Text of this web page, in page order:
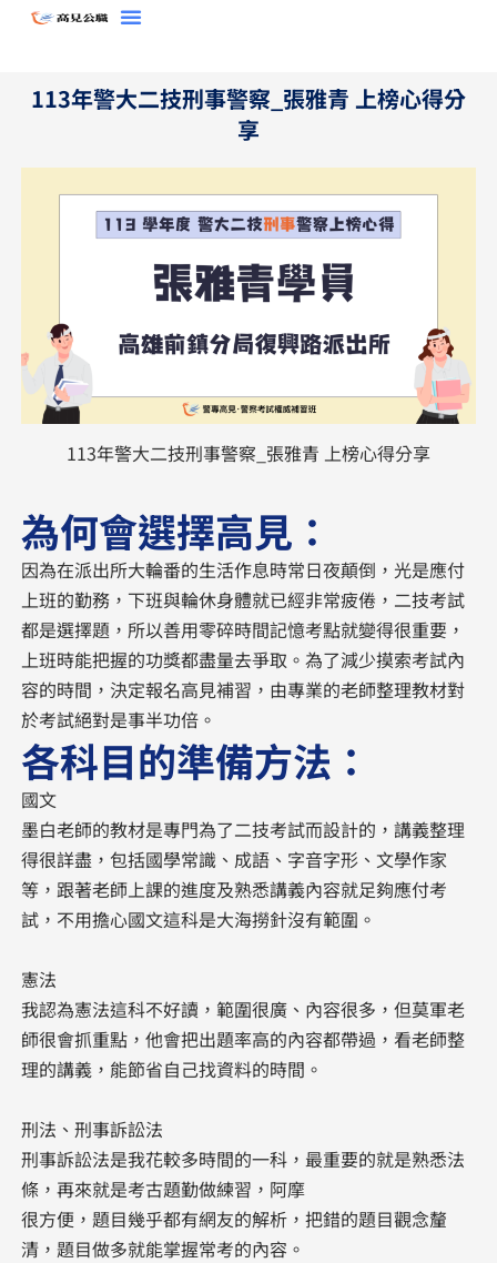
113年警大二技刑事警察_張雅青 上榜心得分
享
113年警大二技刑事警察_張雅青 上榜心得分享
為何會選擇高見：
因為在派出所大輪番的生活作息時常日夜顛倒，光是應付
上班的勤務，下班與輪休身體就已經非常疲倦，二技考試
都是選擇題，所以善用零碎時間記憶考點就變得很重要，
上班時能把握的功獎都盡量去爭取。為了減少摸索考試內
容的時間，決定報名高見補習，由專業的老師整理教材對
於考試絕對是事半功倍。
各科目的準備方法：
國文
墨白老師的教材是專門為了二技考試而設計的，講義整理
得很詳盡，包括國學常識、成語、字音字形、文學作家
等，跟著老師上課的進度及熟悉講義內容就足夠應付考
試，不用擔心國文這科是大海撈針沒有範圍。
憲法
我認為憲法這科不好讀，範圍很廣、內容很多，但莫軍老
師很會抓重點，他會把出題率高的內容都帶過，看老師整
理的講義，能節省自己找資料的時間。
刑法、刑事訴訟法
刑事訴訟法是我花較多時間的一科，最重要的就是熟悉法
條，再來就是考古題勤做練習，阿摩
很方便，題目幾乎都有網友的解析，把錯的題目觀念釐
清，題目做多就能掌握常考的內容。